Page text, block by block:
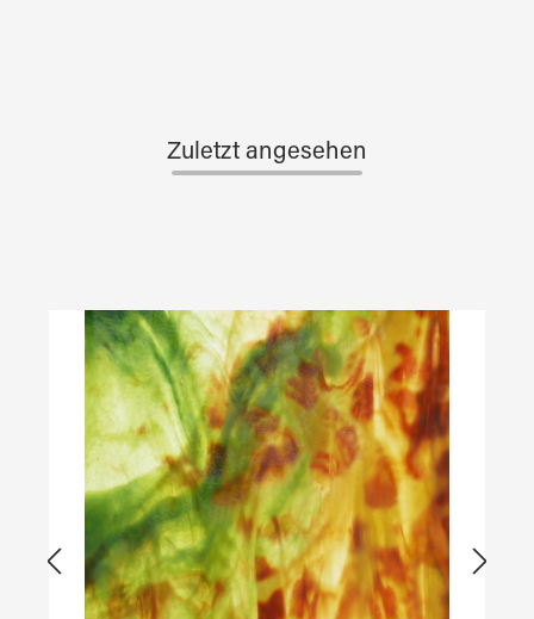
Zuletzt angesehen
Produktgalerie überspringen